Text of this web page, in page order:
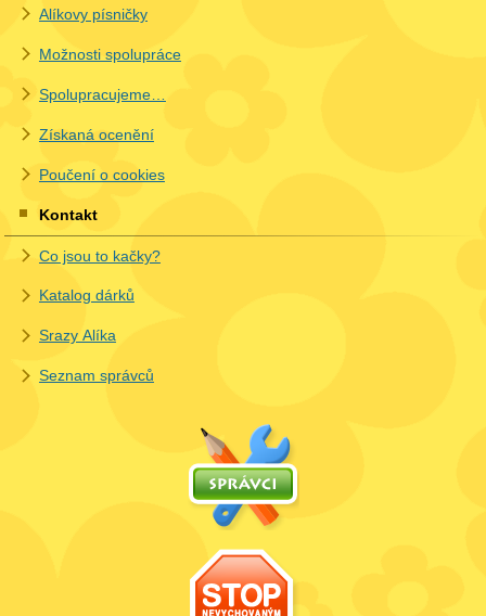
Alíkovy písničky
Možnosti spolupráce
Spolupracujeme…
Získaná ocenění
Poučení o cookies
Kontakt
Co jsou to kačky?
Katalog dárků
Srazy Alíka
Seznam správců